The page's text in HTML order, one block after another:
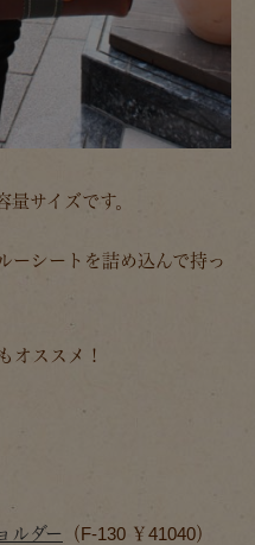
サイズです。
ーシートを詰め込んで持っ
オススメ！
ルダー （F-130 ￥41040）